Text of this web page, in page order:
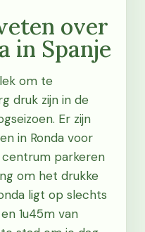
over
in Spanje
om te
druk zijn in de
Er zijn
in Ronda voor
parkeren
om het drukke
ligt op slechts
1u45m van